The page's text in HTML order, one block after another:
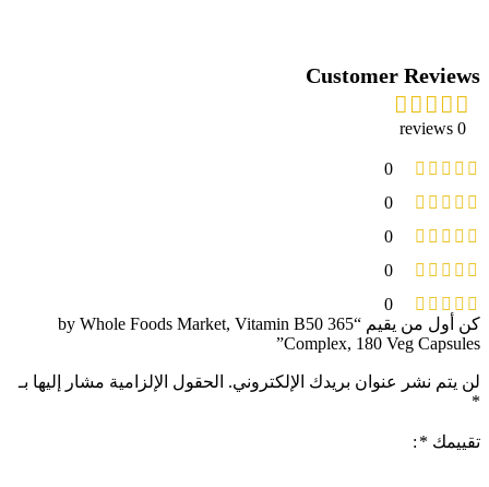
Customer Reviews
0 reviews
0
0
0
0
0
كن أول من يقيم “365 by Whole Foods Market, Vitamin B50
Complex, 180 Veg Capsules”
لن يتم نشر عنوان بريدك الإلكتروني. الحقول الإلزامية مشار إليها بـ
*
تقييمك *